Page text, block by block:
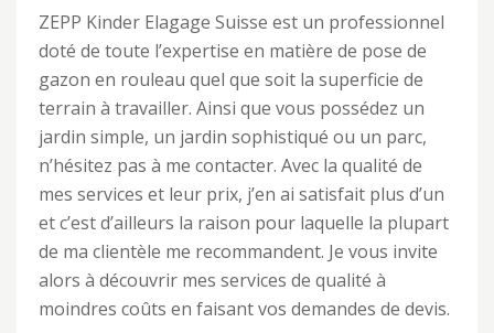
ZEPP Kinder Elagage Suisse est un professionnel
doté de toute l’expertise en matière de pose de
gazon en rouleau quel que soit la superficie de
terrain à travailler. Ainsi que vous possédez un
jardin simple, un jardin sophistiqué ou un parc,
n’hésitez pas à me contacter. Avec la qualité de
mes services et leur prix, j’en ai satisfait plus d’un
et c’est d’ailleurs la raison pour laquelle la plupart
de ma clientèle me recommandent. Je vous invite
alors à découvrir mes services de qualité à
moindres coûts en faisant vos demandes de devis.